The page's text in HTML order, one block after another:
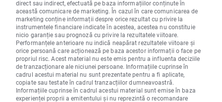
direct sau indirect, efectuată pe baza informațiilor conținute în
această comunicare de marketing. În cazul în care comunicarea de
marketing conține informații despre orice rezultat cu privire la
instrumentele financiare indicate în acestea, acestea nu constituie
nicio garanție sau prognoză cu privire la rezultatele viitoare.
Performanțele anterioare nu indică neapărat rezultatele viitoare și
orice persoană care acționează pe baza acestor informații o face pe
propriul risc. Acest material nu este emis pentru a influenta deciziile
de tranzacționare ale niciunei persoane. Informațiile cuprinse în
cadrul acestui material nu sunt prezentate pentru a fi aplicate,
copiate sau testate în cadrul tranzacțiilor dumneavoastră.
Informațiile cuprinse în cadrul acestui material sunt emise în baza
experienței proprii a emitentului și nu reprezintă o recomandare